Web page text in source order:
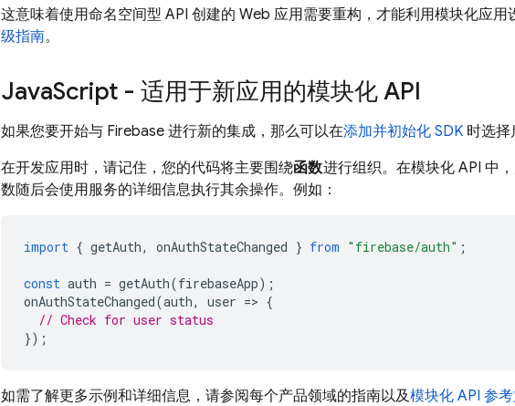
这意味着使用命名空间型 API 创建的 Web 应用需要重构，才能利用模块化应用
级指南。
JavaScript - 适用于新应用的模块化 API
如果您要开始与 Firebase 进行新的集成，那么可以在添加并初始化 SDK 时选择
在开发应用时，请记住，您的代码将主要围绕函数进行组织。在模块化 API 中
数随后会使用服务的详细信息执行其余操作。例如：
import { getAuth, onAuthStateChanged } from "firebase/auth" ;
const auth = getAuth(firebaseApp);
onAuthStateChanged(auth, user => {
// Check for user status
});
如需了解更多示例和详细信息，请参阅每个产品领域的指南以及模块化 API 参